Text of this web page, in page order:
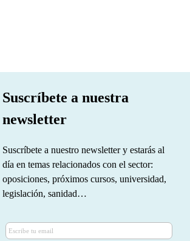
Suscríbete a nuestra
newsletter
Suscríbete a nuestro newsletter y estarás al
día en temas relacionados con el sector:
oposiciones, próximos cursos, universidad,
legislación, sanidad…